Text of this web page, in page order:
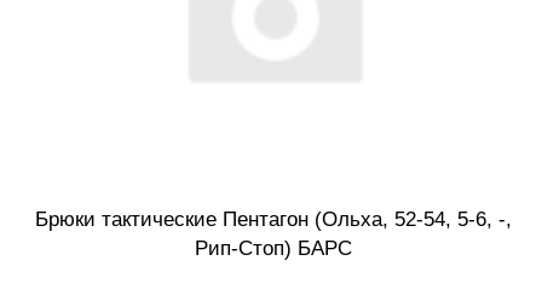
Брюки тактические Пентагон (Ольха, 52-54, 5-6, -,
Рип-Стоп) БАРС